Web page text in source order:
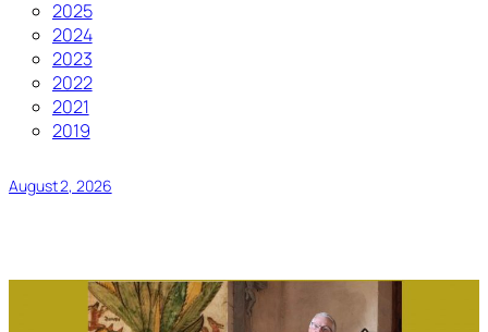
2025
2024
2023
2022
2021
2019
August 2, 2026